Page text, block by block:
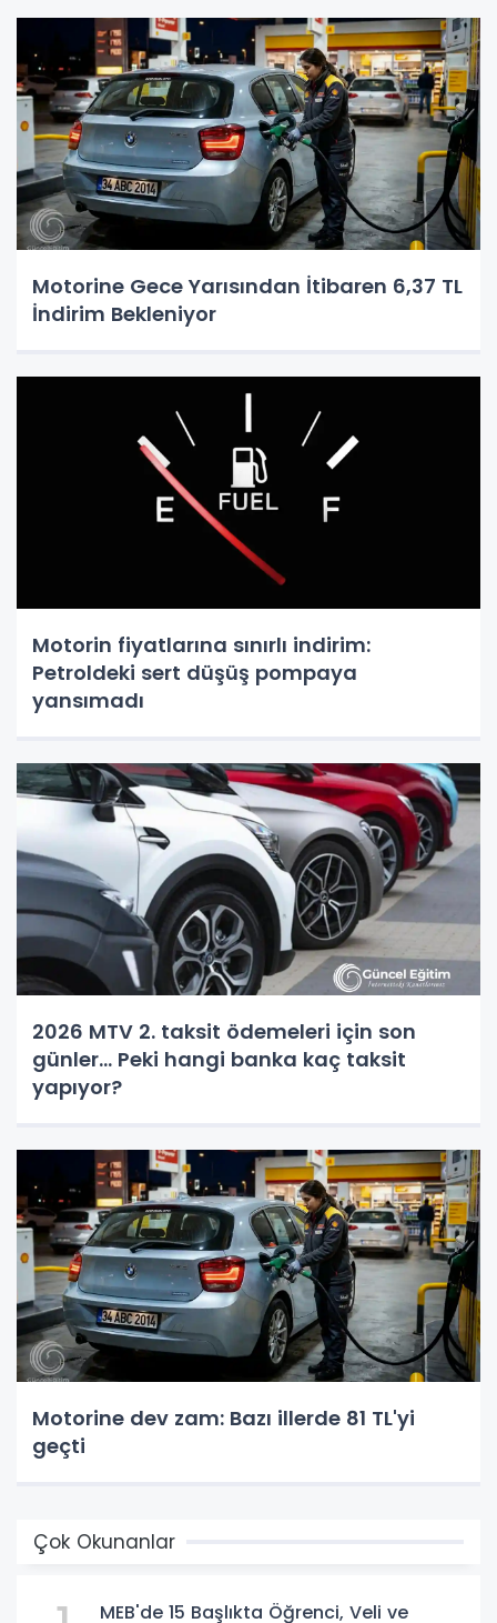
Motorine Gece Yarısından İtibaren 6,37 TL
İndirim Bekleniyor
Motorin fiyatlarına sınırlı indirim:
Petroldeki sert düşüş pompaya
yansımadı
2026 MTV 2. taksit ödemeleri için son
günler... Peki hangi banka kaç taksit
yapıyor?
Motorine dev zam: Bazı illerde 81 TL'yi
geçti
Çok Okunanlar
MEB'de 15 Başlıkta Öğrenci, Veli ve